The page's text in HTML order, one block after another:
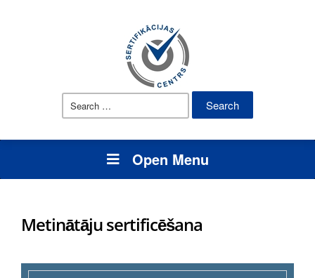
Open Menu
Metinātāju sertificēšana